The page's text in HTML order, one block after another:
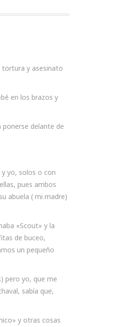
tortura y asesinato
en los brazos y
ponerse delante de
y yo, solos o con
pues ambos
abuela ( mi madre)
«Scout» y la
de buceo,
un pequeño
pero yo, que me
sabía que,
y otras cosas